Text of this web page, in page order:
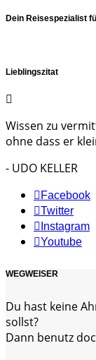
Dein Reisespezialist
Lieblingszitat
Wissen zu
ohne dass er
- UDO KELLER
Facebook
Twitter
Instagram
Youtube
WEGWEISER
Du hast keine
sollst?
Dann benutz